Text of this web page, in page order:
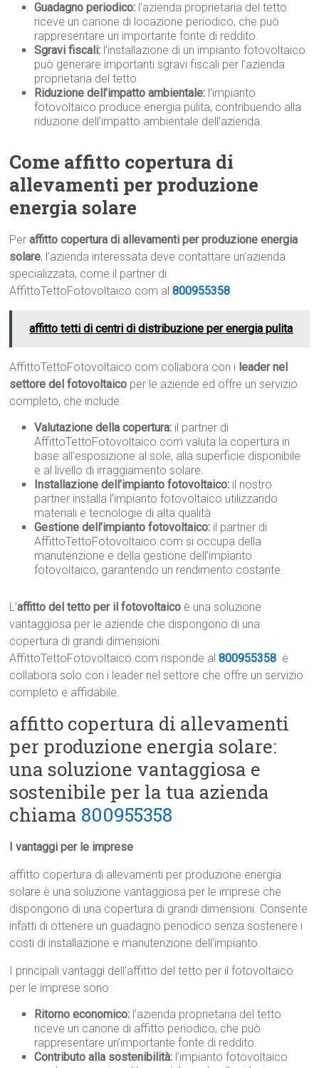
Guadagno periodico: l’azienda proprietaria del tetto
riceve un canone di locazione periodico, che può
rappresentare un importante fonte di reddito.
Sgravi fiscali: l’installazione di un impianto fotovoltaico
può generare importanti sgravi fiscali per l’azienda
proprietaria del tetto.
Riduzione dell’impatto ambientale: l’impianto
fotovoltaico produce energia pulita, contribuendo alla
riduzione dell’impatto ambientale dell’azienda.
Come affitto copertura di
allevamenti per produzione
energia solare
Peraffitto copertura di allevamenti per produzione energia
solare, l’azienda interessata deve contattare un’azienda
specializzata, come il partner di
AffittoTettoFotovoltaico.com al800955358.
affitto tetti di centri di distribuzione per energia pulita
AffittoTettoFotovoltaico.com collabora con i leader nel
settore del fotovoltaico per le aziende ed offre un servizio
completo, che include:
Valutazione della copertura: il partner di
AffittoTettoFotovoltaico.com valuta la copertura in
base all’esposizione al sole, alla superficie disponibile
e al livello di irraggiamento solare.
Installazione dell’impianto fotovoltaico: il nostro
partner installa l’impianto fotovoltaico utilizzando
materiali e tecnologie di alta qualità.
Gestione dell’impianto fotovoltaico: il partner di
AffittoTettoFotovoltaico.com si occupa della
manutenzione e della gestione dell’impianto
fotovoltaico, garantendo un rendimento costante.
L’affitto del tetto per il fotovoltaico è una soluzione
vantaggiosa per le aziende che dispongono di una
copertura di grandi dimensioni.
AffittoTettoFotovoltaico.com risponde al800955358 e
collabora solo con i leader nel settore che offre un servizio
completo e affidabile.
affitto copertura di allevamenti
per produzione energia solare:
una soluzione vantaggiosa e
sostenibile per la tua azienda
chiama 800955358
I vantaggi per le imprese
affitto copertura di allevamenti per produzione energia
solare è una soluzione vantaggiosa per le imprese che
dispongono di una copertura di grandi dimensioni. Consente
infatti di ottenere un guadagno periodico senza sostenere i
costi di installazione e manutenzione dell’impianto.
I principali vantaggi dell’affitto del tetto per il fotovoltaico
per le imprese sono:
Ritorno economico: l’azienda proprietaria del tetto
riceve un canone di affitto periodico, che può
rappresentare un’importante fonte di reddito.
Contributo alla sostenibilità: l’impianto fotovoltaico